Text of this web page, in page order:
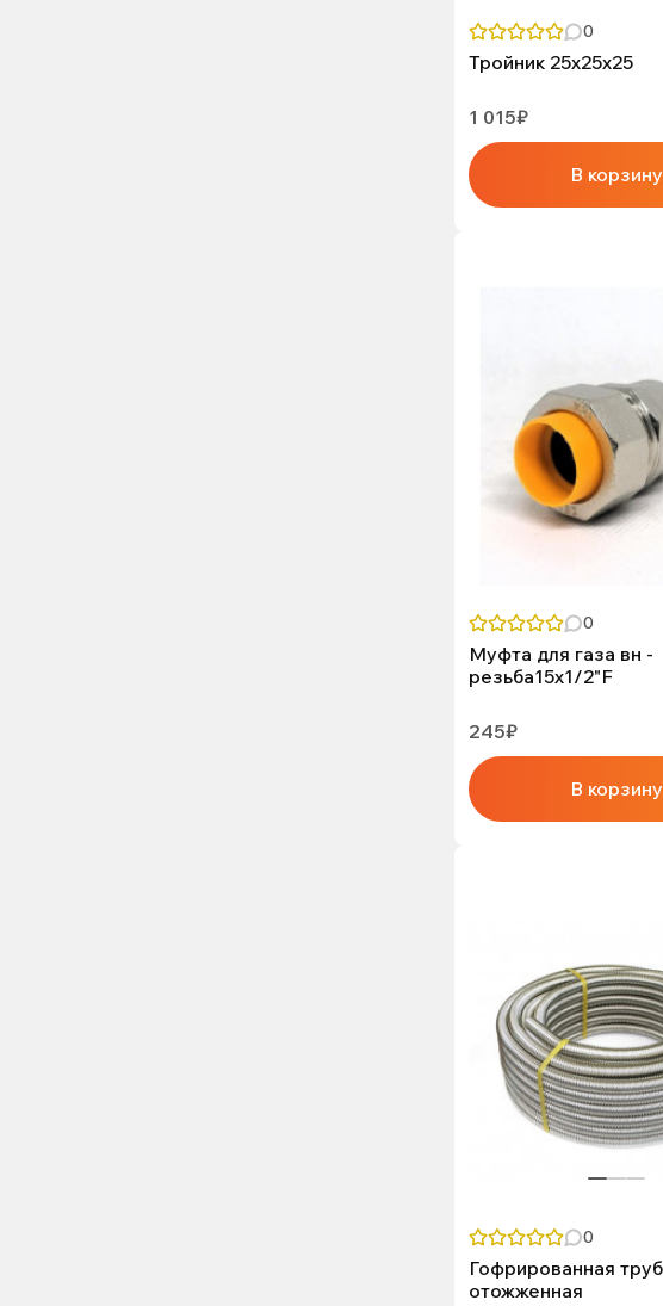
0
Тройник 25х25х25
1 015₽
В корзину
0
Муфта для газа вн -
резьба15х1/2"F
245₽
В корзину
0
Гофрированная
отожженная